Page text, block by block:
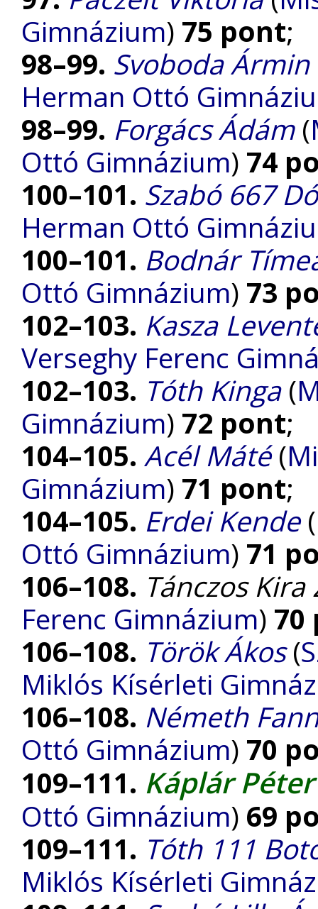
Gimnázium) 75 pont;
98–99. Svoboda Ármin
Herman Ottó
98–99. Forgács Ádám(
Ottó Gimnázium) 74
100–101. Szabó 667
Herman Ottó
100–101. Bodnár
Ottó Gimnázium) 73
102–103. Kasza
Verseghy Ferenc
102–103. Tóth Kinga(
Gimnázium) 72 pont;
104–105. Acél Máté(
Gimnázium) 71 pont;
104–105. Erdei Kende(
Ottó Gimnázium) 71
106–108. Tánczos Kira
Ferenc Gimnázium) 70
106–108. Török Ákos(
Miklós Kísérleti
106–108. Németh
Ottó Gimnázium) 70
109–111. Káplár Péter
Ottó Gimnázium) 69
109–111. Tóth 111
Miklós Kísérleti